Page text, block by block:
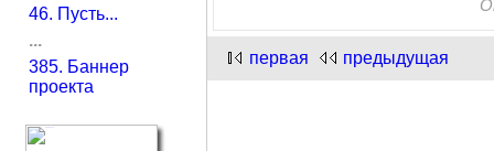
46. Пусть...
...
385. Баннер
проекта
первая предыдущая